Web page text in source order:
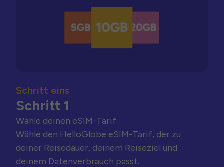
Schritt eins
Schritt 1
Wähle deinen eSIM-Tarif
Wähle den HelloGlobe eSIM-Tarif, der zu
deiner Reisedauer, deinem Reiseziel und
deinem Datenverbrauch passt.